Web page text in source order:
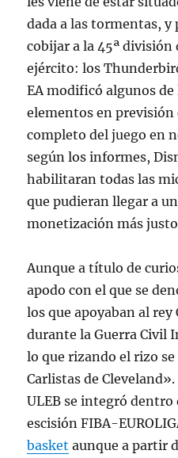
dada a las tormentas,
cobijar a la 45ª
ejército: los
EA modificó algunos de
elementos en
completo del juego en
según los informes,
habilitaran todas las
que pudieran llegar a
monetización más
Aunque a título de
apodo con el que se
los que apoyaban al
durante la Guerra Civil
lo que rizando el rizo
Carlistas de
ULEB se integró dentro
escisión FIBA-
basket aunque a partir